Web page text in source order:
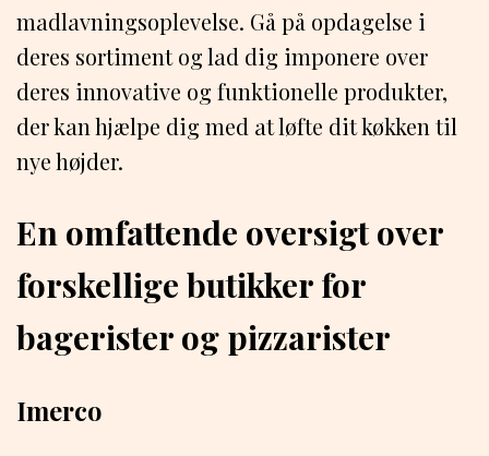
madlavningsoplevelse. Gå på opdagelse i
deres sortiment og lad dig imponere over
deres innovative og funktionelle produkter,
der kan hjælpe dig med at løfte dit køkken til
nye højder.
En omfattende oversigt over
forskellige butikker for
bagerister og pizzarister
Imerco